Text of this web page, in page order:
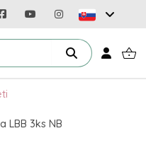
LBB 3ks NB